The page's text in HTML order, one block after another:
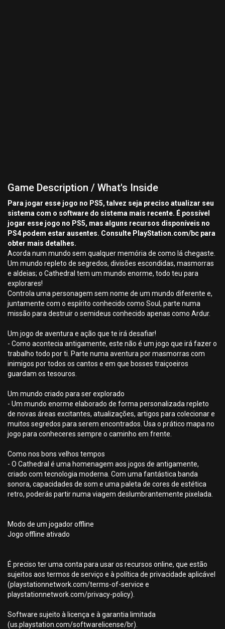
Game Description / What's Inside
Para jogar esse jogo no PS5, talvez seja preciso atualizar seu
sistema com o software do sistema mais recente. É possível
jogar esse jogo no PS5, mas alguns recursos disponíveis no
PS4 podem estar ausentes. Consulte PlayStation.com/bc para
obter mais detalhes.
Acorda num mundo sem qualquer memória de como lá chegaste.
Um mundo repleto de segredos, divisões escondidas, masmorras
e aldeias; o Cathedral tem um mundo enorme, todo teu para
explorares!
Controla uma personagem sem nome de um mundo diferente e,
juntamente com o espírito conhecido como Soul, parte numa
missão para destruir o semideus conhecido apenas como Ardur.
Um jogo de aventura e ação que te irá desafiar!
- Como acontecia antigamente, este não é um jogo que irá fazer o
trabalho todo por ti. Parte numa aventura por masmorras com
inimigos por todos os cantos e em que bosses traiçoeiros
guardam os tesouros.
Um mundo criado para ser explorado
- Um mundo enorme elaborado de forma personalizada repleto
de novas áreas excitantes, atualizações, artigos para colecionar e
muitos segredos para serem encontrados. Usa o prático mapa no
jogo para conheceres sempre o caminho em frente.
Como nos bons velhos tempos
- O Cathedral é uma homenagem aos jogos de antigamente,
criado com tecnologia moderna. Com uma fantástica banda
sonora, capacidades de som e uma paleta de cores de estética
retro, poderás partir numa viagem deslumbrantemente pixelada.
Modo de um jogador offline
Jogo offline ativado
É preciso ter uma conta para usar os recursos online, que estão
sujeitos aos termos de serviço e à política de privacidade aplicável
(playstationnetwork.com/terms-of-service e
playstationnetwork.com/privacy-policy).
Software sujeito à licença e à garantia limitada
(us.playstation.com/softwarelicense/br).